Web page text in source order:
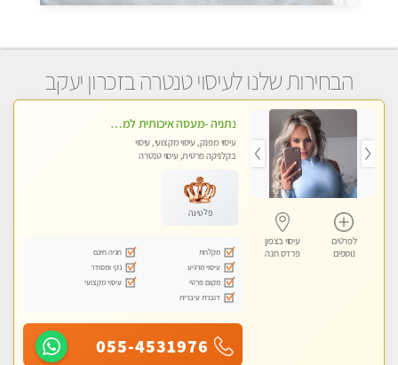
הבחירות שלנו לעיסוי טנטרה בזכרון יעקב
לפרטים
נוספים
עיסוי בצפון
פרדס חנה
נתניה -מעסה איכותית למאסז מקצועי ומפנק לכל שרירי הגוף
עיסוי מפנק, עיסוי מקצועי, עיסוי
בקלניקה פרטית, עיסוי טנטרה
פלטינה
מקלחת
חניה חינם
עיסוי מרגיע
נקי ומסודר
מקום פרטי
עיסוי מקצועי
דוברת עיברית
055-4531976